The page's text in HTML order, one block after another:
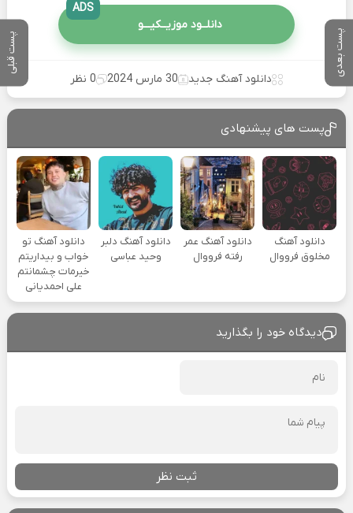
پست بعدی پست قبلی
دانلــود موزیــکیـــو
ADS
دانلود آهنگ جدید 30 مارس 2024 0 نظر
پست های پیشنهادی
دانلود آهنگ
مخلوق فرووال
دانلود آهنگ عمر
رفته فرووال
دانلود آهنگ دلبر
وحید عباسی
دانلود آهنگ تو
خواب و بیداریتم
خیرمات چشمانتم
علی احمدیانی
دیدگاه خود را بگذارید
ثبت نظر